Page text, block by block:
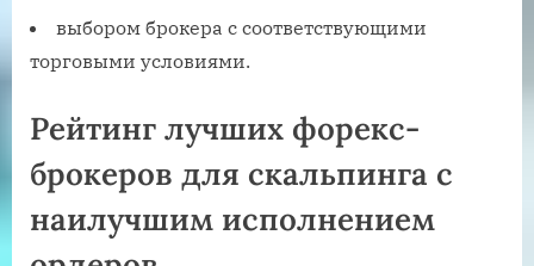
выбором брокера с соответствующими
торговыми условиями.
Рейтинг лучших форекс-
брокеров для скальпинга с
наилучшим исполнением